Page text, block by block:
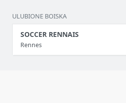
ULUBIONE BOISKA
SOCCER RENNAIS
Rennes